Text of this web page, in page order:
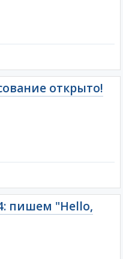
открыто!
пишем "Hello,